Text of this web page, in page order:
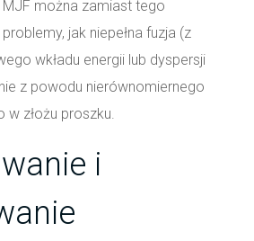
MJF można zamiast tego
jak niepełna fuzja (z
wkładu energii lub dyspersji
z powodu nierównomiernego
w złożu proszku.
i